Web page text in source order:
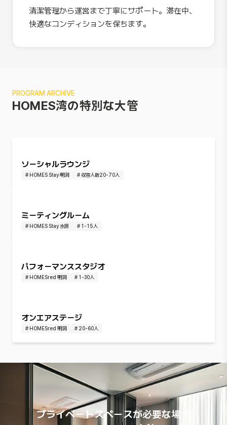
清潔管理から運営まで丁寧にサポート。滞在中、
快適なコンディションを保ちます。
PROGRAM ARCHIVE
HOMES湾の特別な大管
ソーシャルラウンジ
# HOMES Stay 明洞 #収容人数20-70人
ミーティングルーム
# HOMES Stay 水原 # 1-15人
パフォーマンススタジオ
# HOMESred 明洞 # 1-30人
オンエアステージ
# HOMESred 明洞 # 20-60人
プライベートスペースが必要な場合